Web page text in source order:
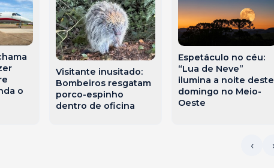
o
Visitante inusitado:
Bombeiros resgatam
porco-espinho
dentro de oficina
Espetáculo no céu:
“Lua de Neve”
ilumina a noite deste
domingo no Meio-
Oeste